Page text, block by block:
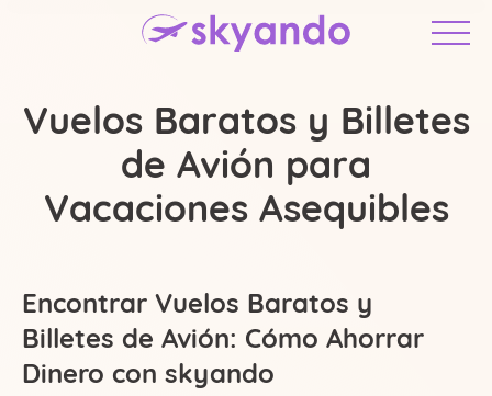
Colombia
Vuelos Baratos y Billetes
de Avión para
Vacaciones Asequibles
Encontrar Vuelos Baratos y
Billetes de Avión: Cómo Ahorrar
Dinero con skyando